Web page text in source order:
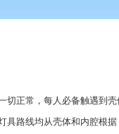
切正常，每人必备触遇到
具路线均从壳体和内腔根